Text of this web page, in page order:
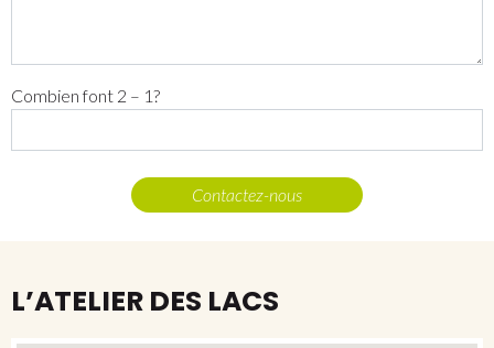
Combien font 2 – 1?
L’ATELIER DES LACS